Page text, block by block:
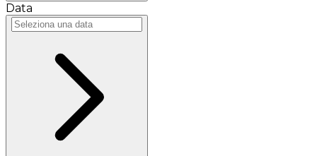
Data